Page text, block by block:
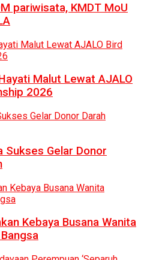
pariwisata, KMDT MoU
Malut Lewat AJALO
2026
Sukses Gelar Donor
Kebaya Busana Wanita